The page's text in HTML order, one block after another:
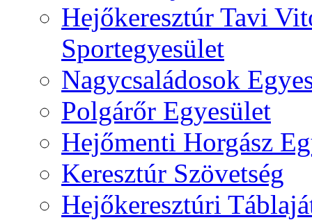
Hejőkeresztúr Tavi
Sportegyesület
Nagycsaládosok
Polgárőr Egyesület
Hejőmenti Horgász
Keresztúr Szövetség
Hejőkeresztúri